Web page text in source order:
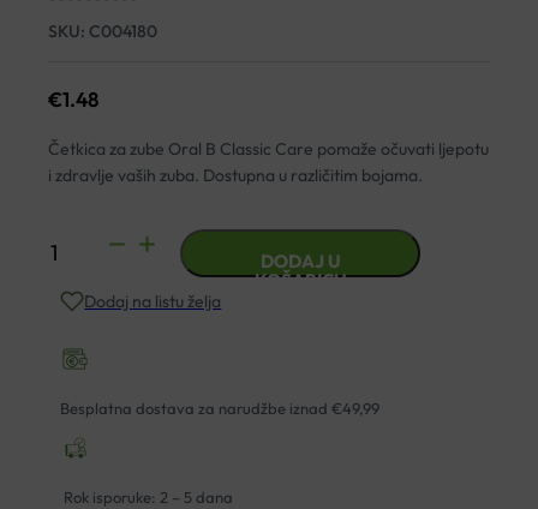
SKU: C004180
€1.48
Četkica za zube Oral B Classic Care pomaže očuvati ljepotu
i zdravlje vaših zuba. Dostupna u različitim bojama.
ČETKICA
ZUBE
CLASSIC
količina
DODAJ U
KOŠARICU
Dodaj na listu želja
Besplatna dostava za narudžbe iznad €49,99
Rok isporuke: 2 – 5 dana